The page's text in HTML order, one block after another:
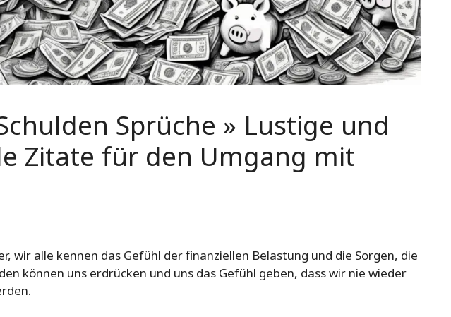
Sprüche » Lustige und
Zitate für den Umgang mit
wir alle kennen das Gefühl der finanziellen Belastung und die Sorgen, die
können uns erdrücken und uns das Gefühl geben, dass wir nie wieder